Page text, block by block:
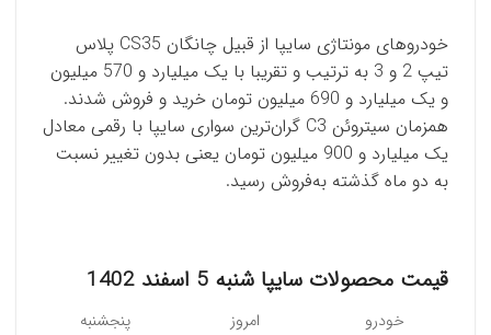
خودروهای مونتاژی سایپا از قبیل چانگان CS35 پلاس
تیپ 2 و 3 به ترتیب و تقریبا با یک میلیارد و 570 میلیون
و یک میلیارد و 690 میلیون تومان خرید و فروش شدند.
همزمان سیتروئن C3 گران‌ترین سواری سایپا با رقمی معادل
یک میلیارد و 900 میلیون تومان یعنی بدون تغییر نسبت
به دو ماه گذشته به‌فروش رسید.
قیمت محصولات سایپا شنبه 5 اسفند 1402
خودرو امروز
پنجشنبه